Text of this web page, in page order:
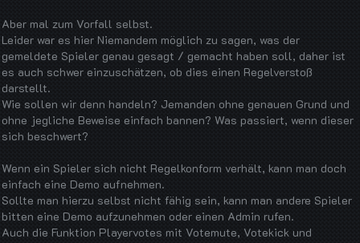
Aber mal zum Vorfall selbst.
Leider war es hier Niemandem möglich zu sagen, was der
gemeldete Spieler genau gesagt / gemacht haben soll, daher ist
es auch schwer einzuschätzen, ob dies einen Regelverstoß
darstellt.
Wie sollen wir denn handeln? Jemanden ohne genauen Grund und
ohne jegliche Beweise einfach bannen? Was passiert, wenn dieser
sich beschwert?
Wenn ein Spieler sich nicht Regelkonform verhält, kann man doch
einfach eine Demo aufnehmen.
Sollte man hierzu selbst nicht fähig sein, kann man andere Spieler
bitten eine Demo aufzunehmen oder einen Admin rufen.
Auch die Funktion Playervotes mit Votemute, Votekick und